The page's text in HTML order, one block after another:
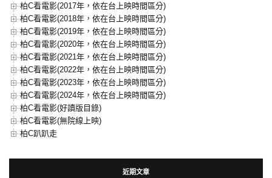
柏C看電影(2017年，依在台上映時間區分)
柏C看電影(2018年，依在台上映時間區分)
柏C看電影(2019年，依在台上映時間區分)
柏C看電影(2020年，依在台上映時間區分)
柏C看電影(2021年，依在台上映時間區分)
柏C看電影(2022年，依在台上映時間區分)
柏C看電影(2023年，依在台上映時間區分)
柏C看電影(2024年，依在台上映時間區分)
柏C看電影(好讀版目錄)
柏C看電影(無院線上映)
柏C趴趴走
近期文章